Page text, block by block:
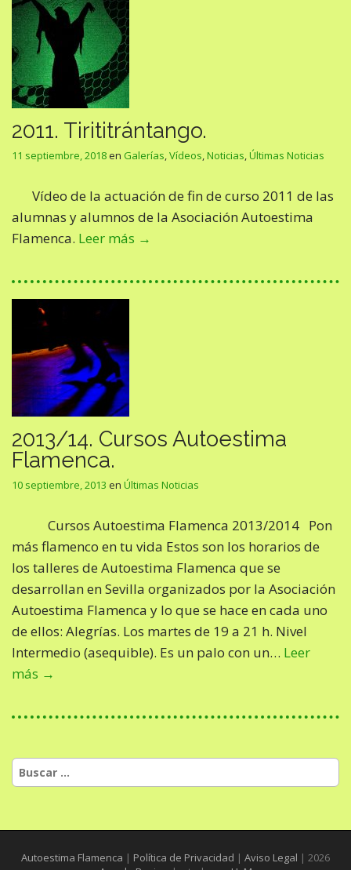
2011. Tirititrántango.
11 septiembre, 2018en Galerías,Vídeos,Noticias,Últimas Noticias
Vídeo de la actuación de fin de curso 2011 de las
alumnas y alumnos de la Asociación Autoestima
Flamenca. Leer más →
2013/14. Cursos Autoestima
Flamenca.
10 septiembre, 2013 en Últimas Noticias
Cursos Autoestima Flamenca 2013/2014 Pon
más flamenco en tu vida Estos son los horarios de
los talleres de Autoestima Flamenca que se
desarrollan en Sevilla organizados por la Asociación
Autoestima Flamenca y lo que se hace en cada uno
de ellos: Alegrías. Los martes de 19 a 21 h. Nivel
Intermedio (asequible). Es un palo con un… Leer
más →
Buscar:
Autoestima Flamenca | Política de Privacidad | Aviso Legal | 2026